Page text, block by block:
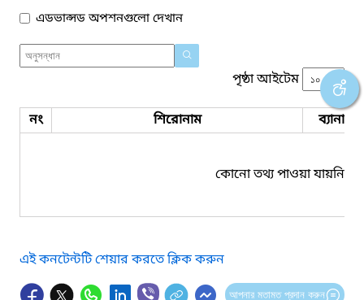
এডভান্সড অপশনগুলো দেখান
পৃষ্ঠা আইটেম
নং শিরোনাম ব্যানার
কোনো তথ্য পাওয়া যায়নি।
এই কনটেন্টটি শেয়ার করতে ক্লিক করুন
আপনার মতামত প্রদান করুন